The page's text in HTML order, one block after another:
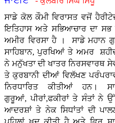
ਸਾਡੇ ਕੋਲ ਕੌਮੀ ਵਿਰਾਸਤ ਵਜੋਂ
ਇਤਿਹਾਸ ਅਤੇ ਸਭਿਆਚਾਰ ਦਾ ਸਭ
ਅਮੀਰ ਵਿਰਸਾ ਹੈ । ਸਾਡੇ ਮਹਾਨ
ਸਾਹਿਬਾਨ, ਪੁਰਖਿਆਂ ਤੇ ਅਮਰ
ਨੇ ਮਨੁੱਖਤਾ ਦੀ ਖਾਤਰ ਨਿਰਸਵਾਰਥ
ਤੇ ਕੁਰਬਾਨੀ ਦੀਆਂ ਵਿਲੱਖਣ
ਨਿਰਧਾਰਿਤ ਕੀਤੀਆਂ ਹਨ।
ਗੁਰੂਆਂ, ਪੀਰਾਂ,ਫਕੀਰਾਂ ਤੇ ਸੰਤਾਂ ਨੇ
ਆਦਰਸ਼ਾਂ ਤੇ ਨੇਕ ਸਿਧਾਂਤਾਂ ਦੀ